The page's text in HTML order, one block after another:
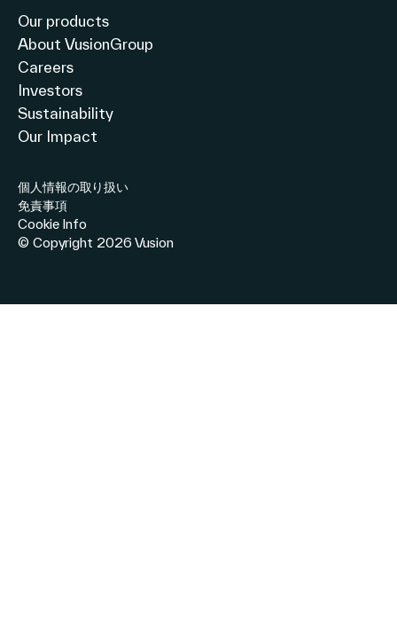
ォ
ル
マ
ー
ト・
ス
ー
パ
セ
Our products
About VusionGroup
Careers
Investors
Sustainability
Our Impact
個人情報の取り扱い
免責事項
Cookie Info
© Copyright 2026 Vusion